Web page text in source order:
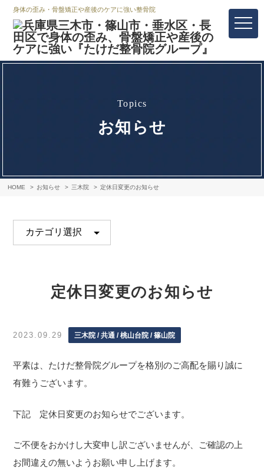
身体の歪み・骨盤矯正や産後のケアに強い整骨院
topics
お知らせ
HOME お知らせ 三木院 定休日変更のお知らせ
定休日変更のお知らせ
2023.09.29 三木院 / 共通 / 桃山台院 / 篠山院
平素は、たけだ整骨院グループを格別のご高配を賜り誠に
有難うございます。
下記 定休日変更のお知らせでございます。
ご不便をおかけし大変申し訳ございませんが、ご確認の上
お間違えの無いようお願い申し上げます。